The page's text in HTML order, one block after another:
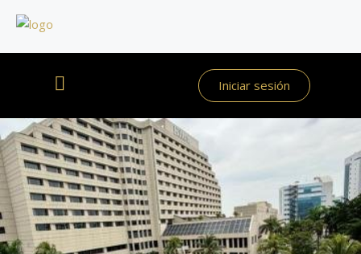
Iniciar sesión